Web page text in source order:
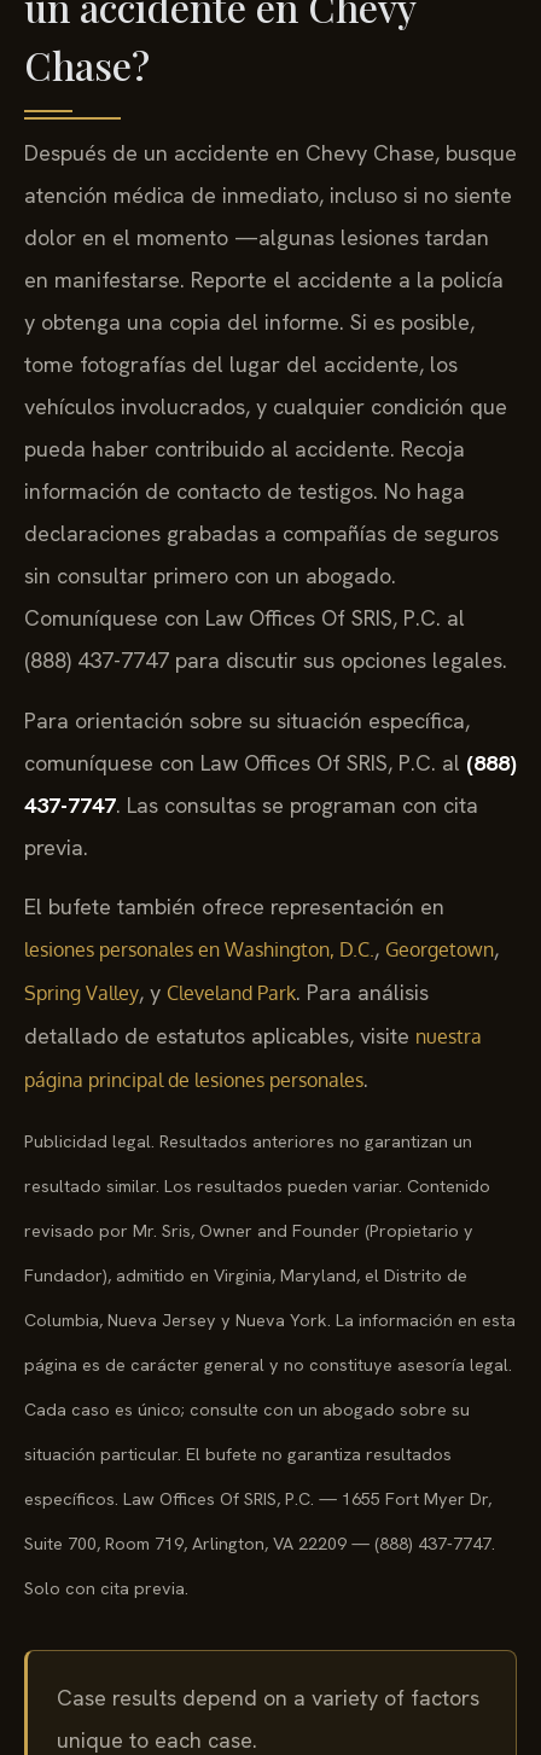
Chase?
Después de un accidente en Chevy Chase, busque
atención médica de inmediato, incluso si no siente
dolor en el momento —algunas lesiones tardan
en manifestarse. Reporte el accidente a la policía
y obtenga una copia del informe. Si es posible,
tome fotografías del lugar del accidente, los
vehículos involucrados, y cualquier condición que
pueda haber contribuido al accidente. Recoja
información de contacto de testigos. No haga
declaraciones grabadas a compañías de seguros
sin consultar primero con un abogado.
Comuníquese con Law Offices Of SRIS, P.C. al
(888) 437-7747 para discutir sus opciones legales.
Para orientación sobre su situación específica,
comuníquese con Law Offices Of SRIS, P.C. al (888)
437-7747. Las consultas se programan con cita
previa.
El bufete también ofrece representación en
lesiones personales en Washington, D.C. , Georgetown,
Spring Valley, y Cleveland Park. Para análisis
detallado de estatutos aplicables, visite nuestra
página principal de lesiones personales.
Publicidad legal. Resultados anteriores no garantizan un
resultado similar. Los resultados pueden variar. Contenido
revisado por Mr. Sris, Owner and Founder (Propietario y
Fundador), admitido en Virginia, Maryland, el Distrito de
Columbia, Nueva Jersey y Nueva York. La información en esta
página es de carácter general y no constituye asesoría legal.
Cada caso es único; consulte con un abogado sobre su
situación particular. El bufete no garantiza resultados
específicos. Law Offices Of SRIS, P.C. — 1655 Fort Myer Dr,
Suite 700, Room 719, Arlington, VA 22209 — (888) 437-7747.
Solo con cita previa.
Case results depend on a variety of factors
unique to each case.